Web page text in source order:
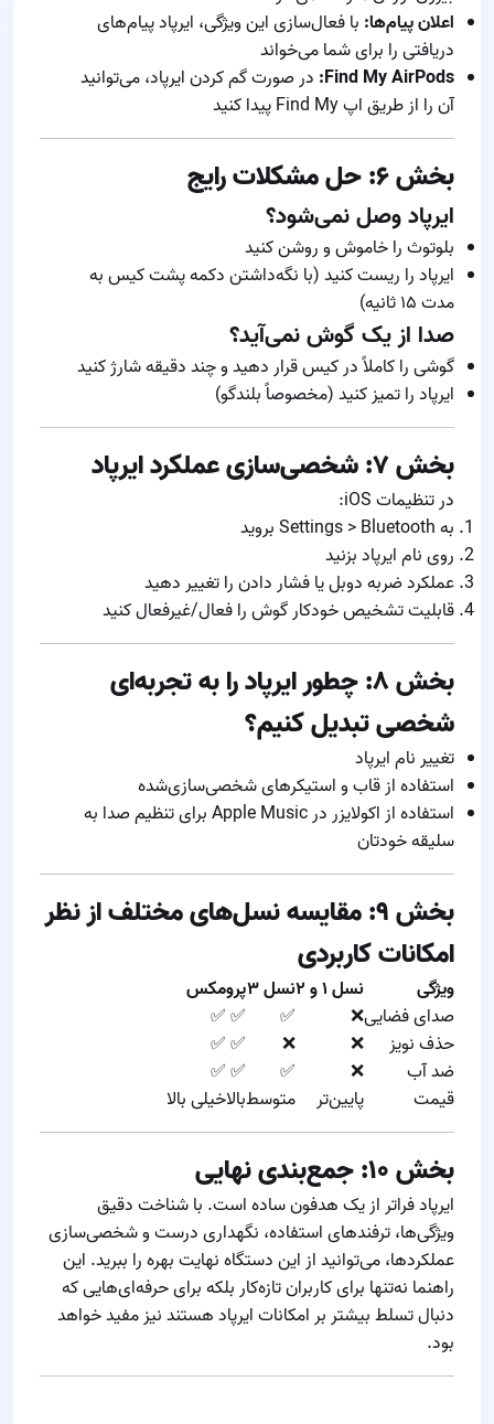
اعلان پیام‌ها: با فعال‌سازی این ویژگی، ایرپاد پیام‌های
دریافتی را برای شما می‌خواند
Find My AirPods: در صورت گم کردن ایرپاد، می‌توانید
آن را از طریق اپ Find My پیدا کنید
بخش ۶: حل مشکلات رایج
ایرپاد وصل نمی‌شود؟
بلوتوث را خاموش و روشن کنید
ایرپاد را ریست کنید (با نگه‌داشتن دکمه پشت کیس به
مدت ۱۵ ثانیه)
صدا از یک گوش نمی‌آید؟
گوشی را کاملاً در کیس قرار دهید و چند دقیقه شارژ کنید
ایرپاد را تمیز کنید (مخصوصاً بلندگو)
بخش ۷: شخصی‌سازی عملکرد ایرپاد
در تنظیمات iOS:
به Settings > Bluetooth بروید
روی نام ایرپاد بزنید
عملکرد ضربه دوبل یا فشار دادن را تغییر دهید
قابلیت تشخیص خودکار گوش را فعال/غیرفعال کنید
بخش ۸: چطور ایرپاد را به تجربه‌ای
شخصی تبدیل کنیم؟
تغییر نام ایرپاد
استفاده از قاب و استیکرهای شخصی‌سازی‌شده
استفاده از اکولایزر در Apple Music برای تنظیم صدا به
سلیقه خودتان
بخش ۹: مقایسه نسل‌های مختلف از نظر
امکانات کاربردی
ویژگی نسل ۱ و ۲ نسل ۳ پرومکس
صدای فضایی❌
✅
✅
✅
حذف نویز
❌
❌
✅
✅
ضد آب
❌
✅
✅
✅
قیمت
پایین‌تر متوسطبالاخیلی بالا
بخش ۱۰: جمع‌بندی نهایی
ایرپاد فراتر از یک هدفون ساده است. با شناخت دقیق
ویژگی‌ها، ترفندهای استفاده، نگهداری درست و شخصی‌سازی
عملکردها، می‌توانید از این دستگاه نهایت بهره را ببرید. این
راهنما نه‌تنها برای کاربران تازه‌کار بلکه برای حرفه‌ای‌هایی که
دنبال تسلط بیشتر بر امکانات ایرپاد هستند نیز مفید خواهد
بود.